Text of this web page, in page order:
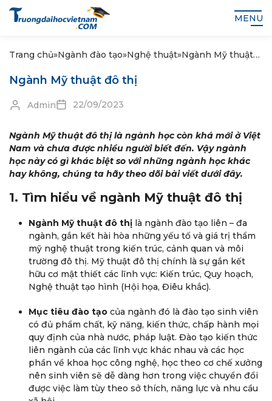
MENU
Trang chủ»Ngành đào tạo»Nghệ thuật»Ngành Mỹ thuật
Ngành Mỹ thuật đô thị
Admin 22/09/2023
Ngành Mỹ thuật đô thị là ngành học còn khá mới ở Việt
Nam và chưa được nhiều người biết đến. Vậy ngành
học này có gì khác biệt so với những ngành học khác
hay không, chúng ta hãy theo dõi bài viết dưới đây.
1. Tìm hiểu về ngành Mỹ thuật đô thị
Ngành Mỹ thuật đô thị là ngành đào tạo liên – đa
ngành, gắn kết hài hòa những yếu tố và giá trị thẩm
mỹ nghệ thuật trong kiến trúc, cảnh quan và môi
trường đô thị. Mỹ thuật đô thị chính là sự gắn kết
hữu cơ mật thiết các lĩnh vực: Kiến trúc, Quy hoạch,
Nghệ thuật tạo hình (Hội họa, Điêu khắc).
Mục tiêu đào tạo của ngành đó là đào tạo sinh viên
có đủ phẩm chất, kỹ năng, kiến thức, chấp hành mọi
quy định của nhà nước, pháp luật. Đào tạo kiến thức
liên ngành của các lĩnh vực khác nhau và các học
phần về khoa học công nghệ, học theo cơ chế xưởng
nên sinh viên sẽ dễ dàng hơn trong việc chuyển đổi
được việc làm tùy theo sở thích, năng lực và nhu cầu